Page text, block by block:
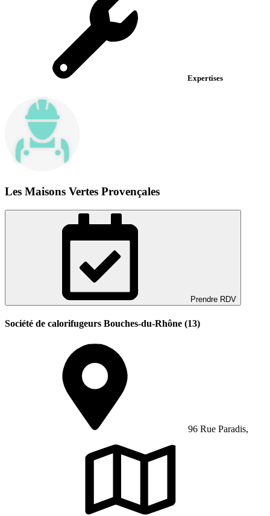
Expertises
Les Maisons Vertes Provençales
Prendre RDV
Société de calorifugeurs Bouches-du-Rhône (13)
96 Rue Paradis,